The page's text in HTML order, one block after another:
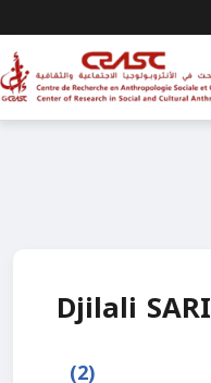
Djilali SARI
(2)